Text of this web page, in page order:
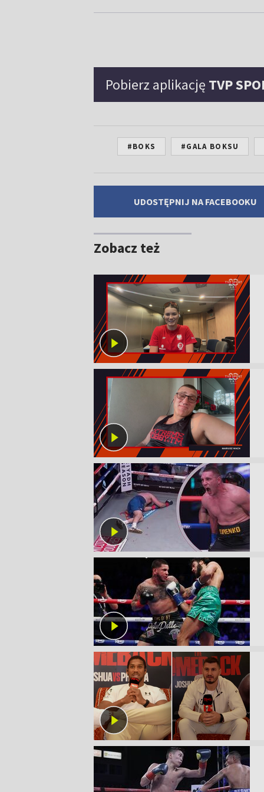
Pobierz aplikację TVP
#BOKS #GALA BOKSU
UDOSTĘPNIJ NA FACEBOOKU
Zobacz też